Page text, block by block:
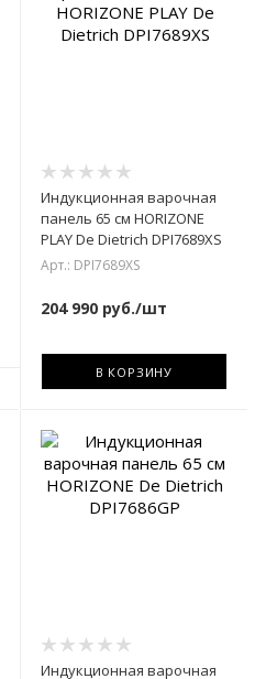
Индукционная варочная
панель 65 см HORIZONE
PLAY De Dietrich DPI7689XS
Арт.: DPI7689XS
204 990 руб./шт
В КОРЗИНУ
Индукционная варочная